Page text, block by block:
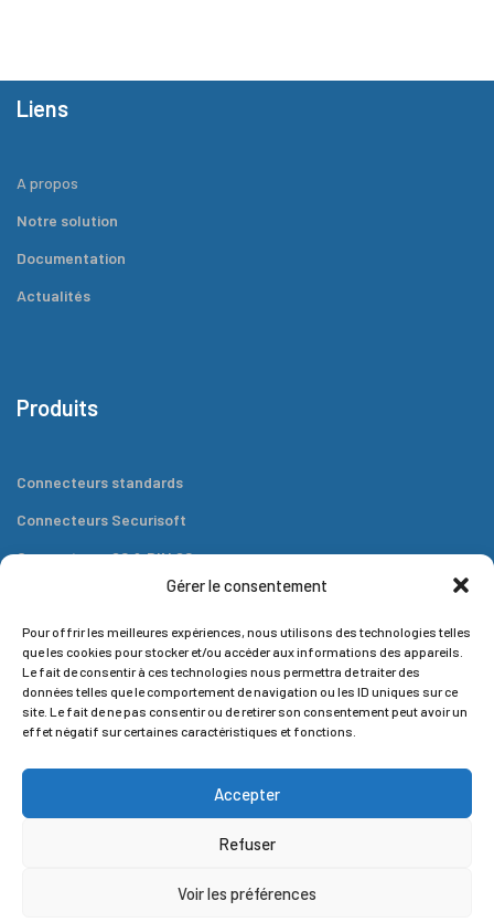
Gérer le consentement
Pour offrir les meilleures expériences, nous utilisons des technologies telles
que les cookies pour stocker et/ou accéder aux informations des appareils.
Le fait de consentir à ces technologies nous permettra de traiter des
données telles que le comportement de navigation ou les ID uniques sur ce
site. Le fait de ne pas consentir ou de retirer son consentement peut avoir un
effet négatif sur certaines caractéristiques et fonctions.
Accepter
Refuser
Voir les préférences
Liens
A propos
Notre solution
Documentation
Actualités
Produits
Connecteurs standards
Connecteurs Securisoft
Connecteurs 80 & DIN 80
Outils
Contact
Envoyez nous un message ici